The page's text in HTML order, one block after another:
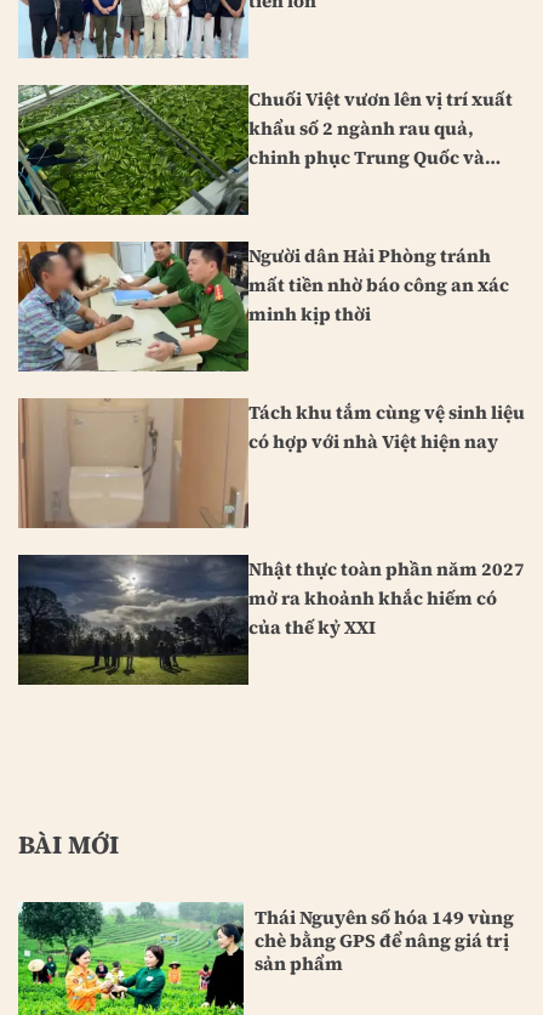
Chuối Việt vươn lên vị trí xuất
khẩu số 2 ngành rau quả,
chinh phục Trung Quốc và
Người dân Hải Phòng tránh
mất tiền nhờ báo công an xác
minh kịp thời
Tách khu tắm cùng vệ sinh liệu
có hợp với nhà Việt hiện nay
Nhật thực toàn phần năm 2027
mở ra khoảnh khắc hiếm có
của thế kỷ XXI
BÀI MỚI
Thái Nguyên số hóa 149 vùng
chè bằng GPS để nâng giá trị
sản phẩm